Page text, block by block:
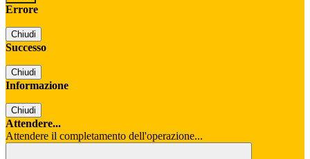
Errore
Chiudi
Successo
Chiudi
Informazione
Chiudi
Attendere...
Attendere il completamento dell'operazione...